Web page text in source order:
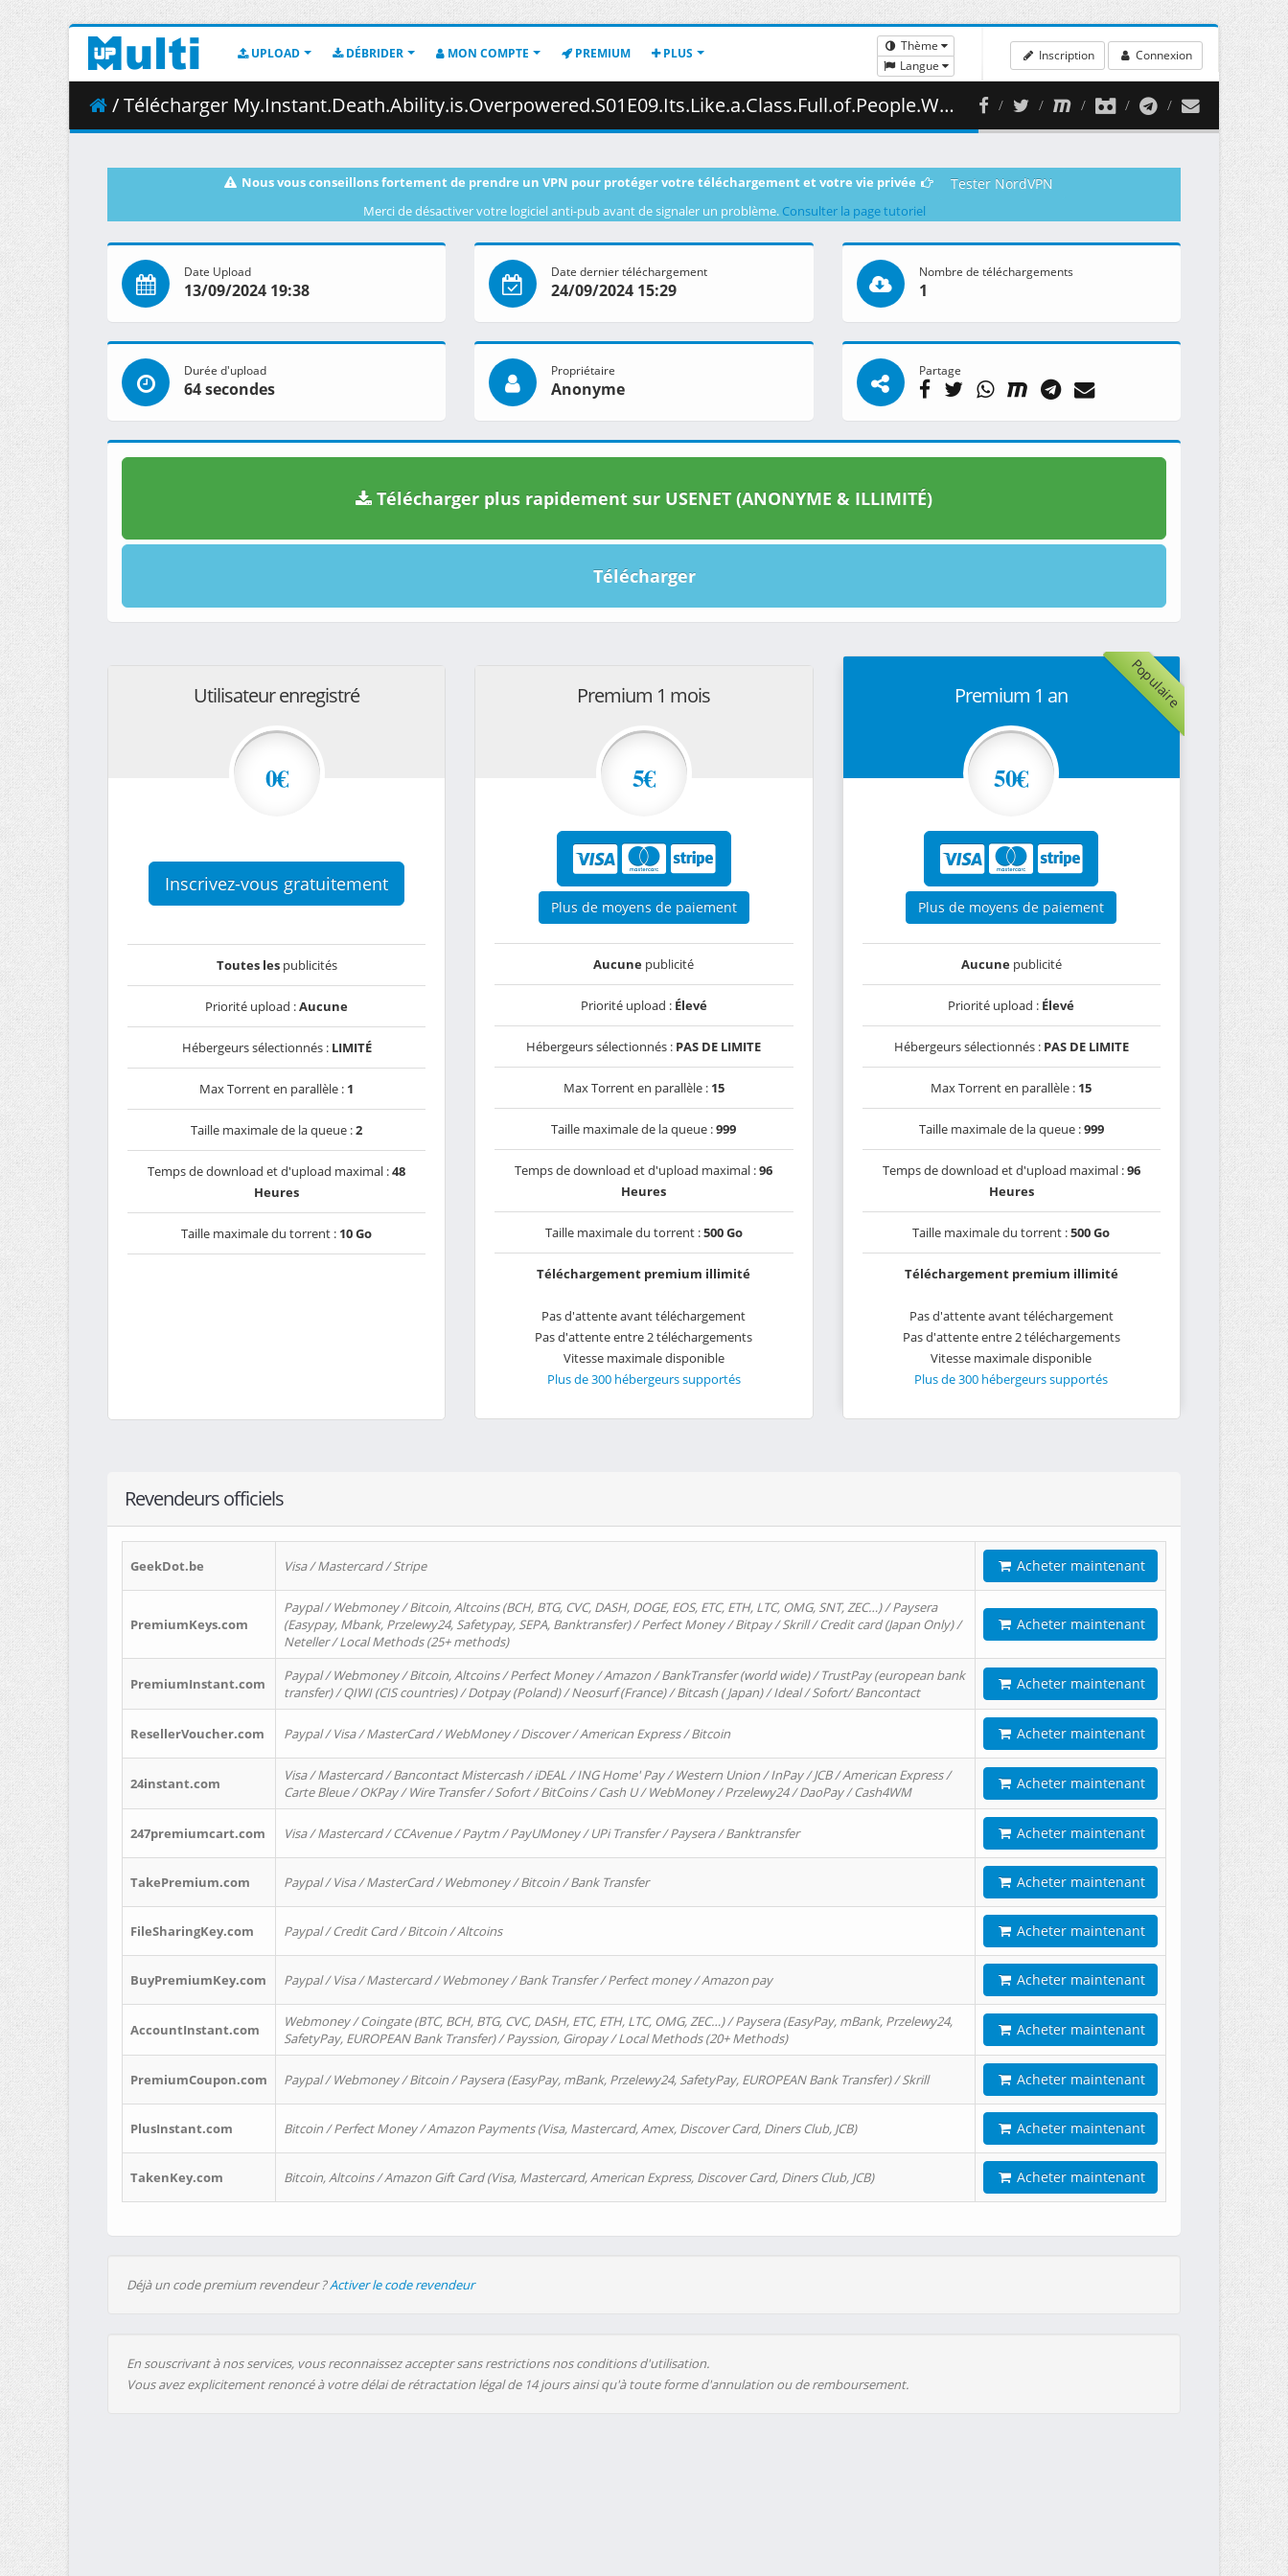
UPLOAD DÉBRIDER MON COMPTE PREMIUM PLUS
Thème
Langue
Inscription Connexion
/ Télécharger My.Instant.Death.Ability.is.Overpowered.S01E09.Its.Like.a.Class.Full.of.People.Who.Only.Want.to.Save.Themselves.1080p.AMZN.WEB-DL.DDP2.0.H.264.DUAL-VARYG.mkv.002 ( 499.16 MB )
Nous vous conseillons fortement de prendre un VPN pour protéger votre téléchargement et votre vie privée Tester NordVPN
Merci de désactiver votre logiciel anti-pub avant de signaler un problème. Consulter la page tutoriel
Date Upload
13/09/2024 19:38
Date dernier téléchargement
24/09/2024 15:29
Nombre de téléchargements
1
Durée d'upload
64 secondes
Propriétaire
Anonyme
Partage
Télécharger plus rapidement sur USENET (ANONYME & ILLIMITÉ)
Télécharger
Utilisateur enregistré
0€
Inscrivez-vous gratuitement
Toutes lespublicités
Priorité upload :Aucune
Hébergeurs sélectionnés : LIMITÉ
Max Torrent en parallèle : 1
Taille maximale de la queue :2
Temps de download et d'upload maximal :48
Heures
Taille maximale du torrent : 10 Go
Premium 1 mois
5€
Plus de moyens de paiement
Aucune publicité
Priorité upload : Élevé
Hébergeurs sélectionnés : PAS DE LIMITE
Max Torrent en parallèle : 15
Taille maximale de la queue :999
Temps de download et d'upload maximal :96
Heures
Taille maximale du torrent :500 Go
Téléchargement premium illimité
Pas d'attente avant téléchargement
Pas d'attente entre 2 téléchargements
Vitesse maximale disponible
Plus de 300 hébergeurs supportés
Populaire
Premium 1 an
50€
Plus de moyens de paiement
Aucunepublicité
Priorité upload : Élevé
Hébergeurs sélectionnés : PAS DE LIMITE
Max Torrent en parallèle : 15
Taille maximale de la queue :999
Temps de download et d'upload maximal :96
Heures
Taille maximale du torrent :500 Go
Téléchargement premium illimité
Pas d'attente avant téléchargement
Pas d'attente entre 2 téléchargements
Vitesse maximale disponible
Plus de 300 hébergeurs supportés
Revendeurs officiels
GeekDot.be Visa / Mastercard / Stripe Acheter maintenant
PremiumKeys.com
Paypal / Webmoney / Bitcoin, Altcoins (BCH, BTG, CVC, DASH, DOGE, EOS, ETC, ETH, LTC, OMG, SNT, ZEC…) / Paysera
(Easypay, Mbank, Przelewy24, Safetypay, SEPA, Banktransfer) / Perfect Money / Bitpay / Skrill / Credit card (Japan Only) /
Neteller / Local Methods (25+ methods)
Acheter maintenant
PremiumInstant.com
Paypal / Webmoney / Bitcoin, Altcoins / Perfect Money / Amazon / BankTransfer (world wide) / TrustPay (european bank
transfer) / QIWI (CIS countries) / Dotpay (Poland) / Neosurf (France) / Bitcash ( Japan) / Ideal / Sofort/ Bancontact
Acheter maintenant
ResellerVoucher.com Paypal / Visa / MasterCard / WebMoney / Discover / American Express / Bitcoin Acheter maintenant
24instant.com
Visa / Mastercard / Bancontact Mistercash / iDEAL / ING Home' Pay / Western Union / InPay / JCB / American Express /
Carte Bleue / OKPay / Wire Transfer / Sofort / BitCoins / Cash U / WebMoney / Przelewy24 / DaoPay / Cash4WM
Acheter maintenant
247premiumcart.com Visa / Mastercard / CCAvenue / Paytm / PayUMoney / UPi Transfer / Paysera / Banktransfer Acheter maintenant
TakePremium.com Paypal / Visa / MasterCard / Webmoney / Bitcoin / Bank Transfer Acheter maintenant
FileSharingKey.com Paypal / Credit Card / Bitcoin / Altcoins Acheter maintenant
BuyPremiumKey.com Paypal / Visa / Mastercard / Webmoney / Bank Transfer / Perfect money / Amazon pay Acheter maintenant
AccountInstant.com
Webmoney / Coingate (BTC, BCH, BTG, CVC, DASH, ETC, ETH, LTC, OMG, ZEC…) / Paysera (EasyPay, mBank, Przelewy24,
SafetyPay, EUROPEAN Bank Transfer) / Payssion, Giropay / Local Methods (20+ Methods)
Acheter maintenant
PremiumCoupon.com Paypal / Webmoney / Bitcoin / Paysera (EasyPay, mBank, Przelewy24, SafetyPay, EUROPEAN Bank Transfer) / Skrill Acheter maintenant
PlusInstant.com Bitcoin / Perfect Money / Amazon Payments (Visa, Mastercard, Amex, Discover Card, Diners Club, JCB) Acheter maintenant
TakenKey.com Bitcoin, Altcoins / Amazon Gift Card (Visa, Mastercard, American Express, Discover Card, Diners Club, JCB) Acheter maintenant
Déjà un code premium revendeur ?Activer le code revendeur
En souscrivant à nos services, vous reconnaissez accepter sans restrictions nos conditions d'utilisation.
Vous avez explicitement renoncé à votre délai de rétractation légal de 14 jours ainsi qu'à toute forme d'annulation ou de remboursement.